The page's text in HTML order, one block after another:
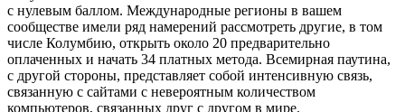
с нулевым баллом. Международные регионы в вашем
сообществе имели ряд намерений рассмотреть другие, в том
числе Колумбию, открыть около 20 предварительно
оплаченных и начать 34 платных метода. Всемирная паутина,
с другой стороны, представляет собой интенсивную связь,
связанную с сайтами с невероятным количеством
компьютеров, связанных друг с другом в мире.